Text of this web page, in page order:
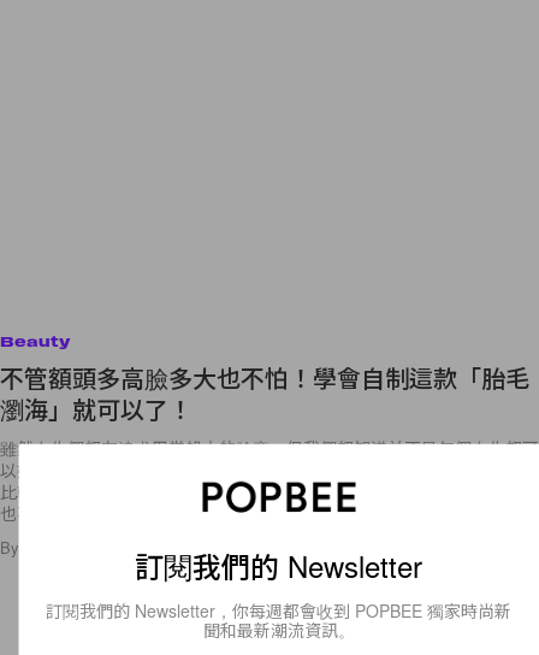
Beauty
不管額頭多高臉多大也不怕！學會自制這款「胎毛
瀏海」就可以了！
雖然女生們都在追求巴掌般大的臉龐，但我們都知道並不是每個女生都可
以如此幸運，天生擁有一張小臉。有的人不但臉方闊或圓潤，更甚是髮線
比較後，讓額頭看起來又高又大。雖然臉型是天生的，但憑著後天的努力
也不是沒
By 訂閱我們的 Newsletter
訂閱我們的 Newsletter，你每週都會收到 POPBEE 獨家時尚新
聞和最新潮流資訊。